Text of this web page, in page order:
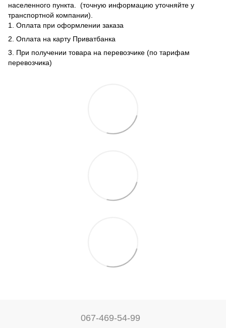
населенного пункта. (точную информацию уточняйте у
транспортной компании).
1. Оплата при оформлении заказа
2. Оплата на карту Приватбанка
3. При получении товара на перевозчике (по тарифам
перевозчика)
067-469-54-99